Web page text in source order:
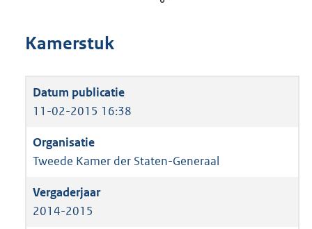
Kamerstuk
11-02-2015 16:38
Tweede Kamer der Staten-Generaal
2014-2015